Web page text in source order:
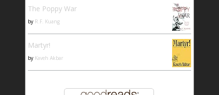
The Poppy War
by R.F. Kuang
Martyr!
by Kaveh Akbar